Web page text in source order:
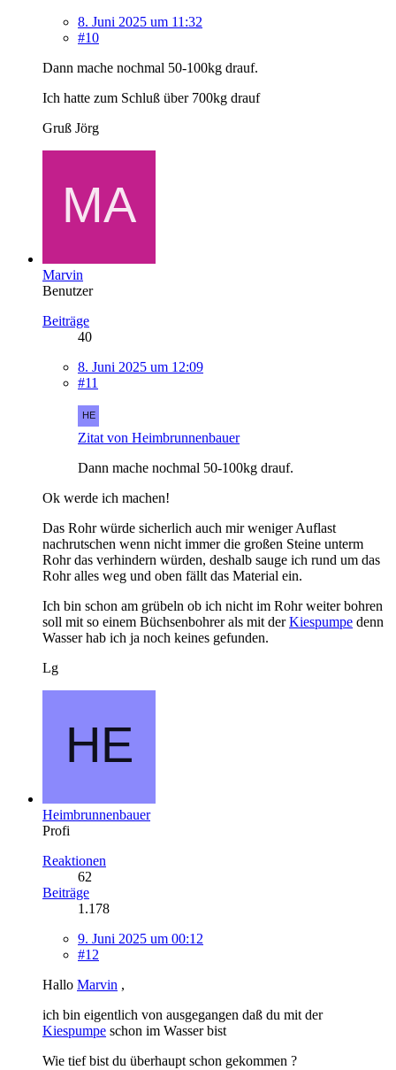
8. Juni 2025 um 11:32
#10
Dann mache nochmal 50-100kg drauf.
Ich hatte zum Schluß über 700kg drauf
Gruß Jörg
Marvin
Benutzer
Beiträge
40
8. Juni 2025 um 12:09
#11
Zitat von Heimbrunnenbauer
Dann mache nochmal 50-100kg drauf.
Ok werde ich machen!
Das Rohr würde sicherlich auch mir weniger Auflast
nachrutschen wenn nicht immer die großen Steine unterm
Rohr das verhindern würden, deshalb sauge ich rund um das
Rohr alles weg und oben fällt das Material ein.
Ich bin schon am grübeln ob ich nicht im Rohr weiter bohren
soll mit so einem Büchsenbohrer als mit derKiespumpe denn
Wasser hab ich ja noch keines gefunden.
Lg
Heimbrunnenbauer
Profi
Reaktionen
62
Beiträge
1.178
9. Juni 2025 um 00:12
#12
Hallo Marvin ,
ich bin eigentlich von ausgegangen daß du mit der
Kiespumpe schon im Wasser bist
Wie tief bist du überhaupt schon gekommen ?